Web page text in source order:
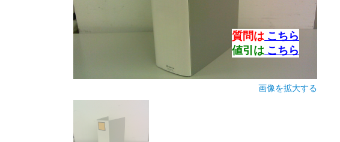
質問は こちら
値引は こちら
画像を拡大する